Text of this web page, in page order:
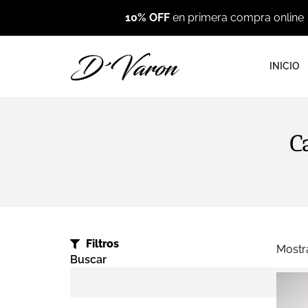
10% OFF en primera compra online
INICIO
Filtros
Buscar